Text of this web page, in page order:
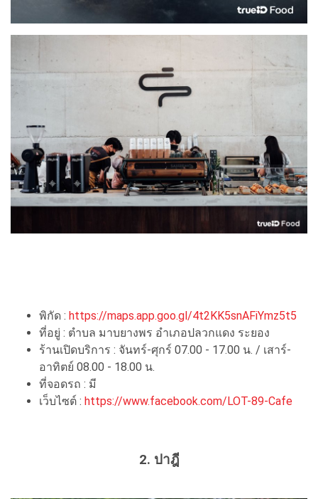
พิกัด : https://maps.app.goo.gl/4t2KK5snAFiYmz5t5
ที่อยู่ : ตำบล มาบยางพร อำเภอปลวกแดง ระยอง
ร้านเปิดบริการ : จันทร์-ศุกร์ 07.00 - 17.00 น. / เสาร์-
อาทิตย์ 08.00 - 18.00 น.
ที่จอดรถ : มี
เว็บไซต์ : https://www.facebook.com/LOT-89-Cafe
2. ปาฎี